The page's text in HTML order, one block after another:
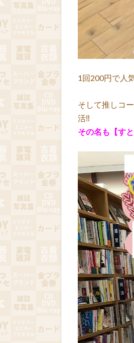
1回200円で人
そして推しコ
活‼
その名も【す